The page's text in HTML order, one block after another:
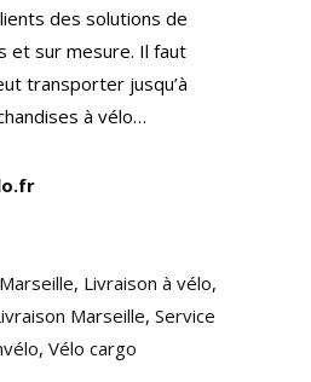
des solutions de
et sur mesure. Il faut
transporter jusqu’à
à vélo…
, Livraison à vélo,
Marseille, Service
, Vélo cargo